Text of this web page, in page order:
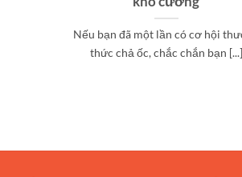
Nếu bạn đã một lần có cơ hội
thức chả ốc, chắc chắn bạn [...]